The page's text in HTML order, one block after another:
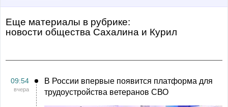
Еще материалы в рубрике:
Новости общества Сахалина и Курил
09:54
вчера
В России впервые появится платформа для
трудоустройства ветеранов СВО